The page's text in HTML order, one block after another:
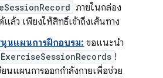
ภายในกล่อง
แล้ว เพียงให้สิทธิ์เข้าถึงเส้นทาง
นแผนการฝึกอบรม: ขอแนะนำ
!
นแผนการออกกำลังกายเพื่อช่วย